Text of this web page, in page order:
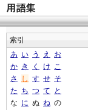
索引
あ い う え
お
か き く け こ
さ
し す せ そ
た ち つ て
と
な に ぬ ね の